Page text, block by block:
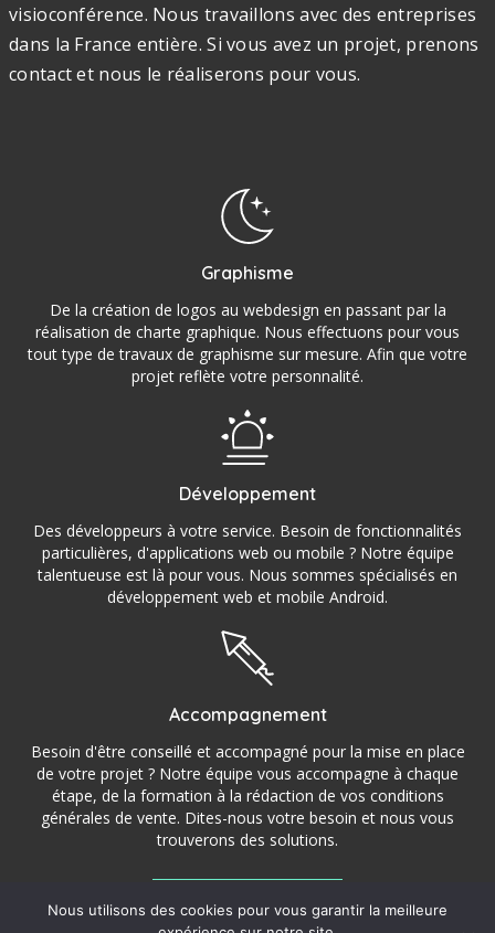
visioconférence. Nous travaillons avec des entreprises
dans la France entière. Si vous avez un projet, prenons
contact et nous le réaliserons pour vous.
Graphisme
De la création de logos au webdesign en passant par la
réalisation de charte graphique. Nous effectuons pour vous
tout type de travaux de graphisme sur mesure. Afin que votre
projet reflète votre personnalité.
Développement
Des développeurs à votre service. Besoin de fonctionnalités
particulières, d'applications web ou mobile ? Notre équipe
talentueuse est là pour vous. Nous sommes spécialisés en
développement web et mobile Android.
Accompagnement
Besoin d'être conseillé et accompagné pour la mise en place
de votre projet ? Notre équipe vous accompagne à chaque
étape, de la formation à la rédaction de vos conditions
générales de vente. Dites-nous votre besoin et nous vous
trouverons des solutions.
Nous utilisons des cookies pour vous garantir la meilleure